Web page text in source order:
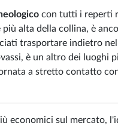
con tutti i reperti
più alta della collina, è
trasportare indietro
è un altro dei luoghi
a stretto contatto
economici sul mercato,